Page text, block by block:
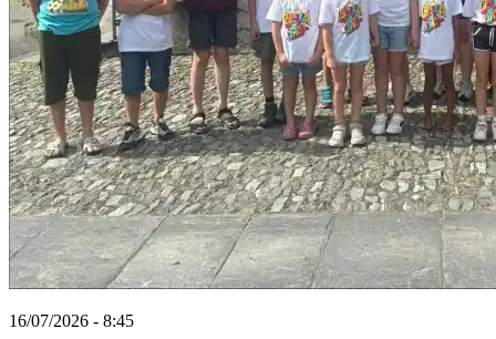
16/07/2026 - 8:45